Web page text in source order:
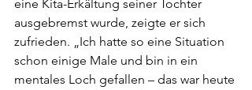
eine Kita-Erkältung seiner Tochter
ausgebremst wurde, zeigte er sich
zufrieden. „Ich hatte so eine Situation
schon einige Male und bin in ein
mentales Loch gefallen – das war heute